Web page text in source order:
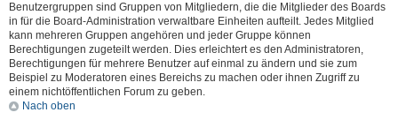
Benutzergruppen sind Gruppen von Mitgliedern, die die Mitglieder des Boards
in für die Board-Administration verwaltbare Einheiten aufteilt. Jedes Mitglied
kann mehreren Gruppen angehören und jeder Gruppe können
Berechtigungen zugeteilt werden. Dies erleichtert es den Administratoren,
Berechtigungen für mehrere Benutzer auf einmal zu ändern und sie zum
Beispiel zu Moderatoren eines Bereichs zu machen oder ihnen Zugriff zu
einem nichtöffentlichen Forum zu geben.
Nach oben